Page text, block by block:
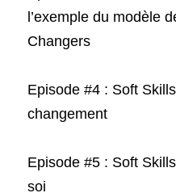
l’exemple du modèle
Changers
Episode #4 : Soft
changement
Episode #5 : Soft
soi